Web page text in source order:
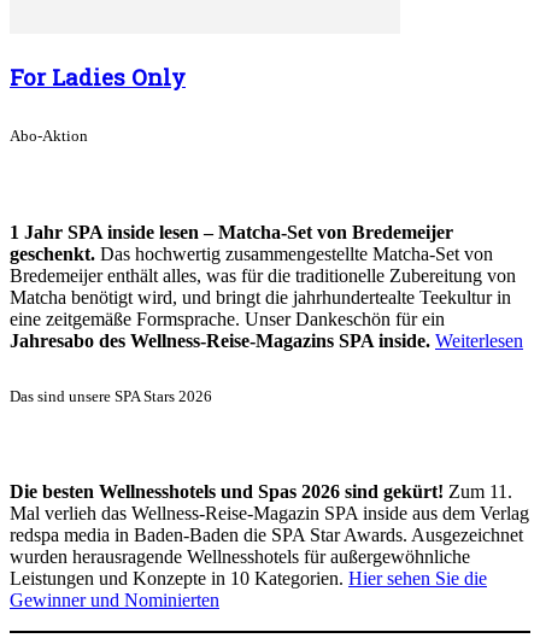
For Ladies Only
Abo-Aktion
1 Jahr SPA inside lesen – Matcha-Set von Bredemeijer
geschenkt. Das hochwertig zusammengestellte Matcha-Set von
Bredemeijer enthält alles, was für die traditionelle Zubereitung von
Matcha benötigt wird, und bringt die jahrhundertealte Teekultur in
eine zeitgemäße Formsprache. Unser Dankeschön für ein
Jahresabo des Wellness-Reise-Magazins SPA inside. Weiterlesen
Das sind unsere SPA Stars 2026
Die besten Wellnesshotels und Spas 2026 sind gekürt! Zum 11.
Mal verlieh das Wellness-Reise-Magazin SPA inside aus dem Verlag
redspa media in Baden-Baden die SPA Star Awards. Ausgezeichnet
wurden herausragende Wellnesshotels für außergewöhnliche
Leistungen und Konzepte in 10 Kategorien. Hier sehen Sie die
Gewinner und Nominierten